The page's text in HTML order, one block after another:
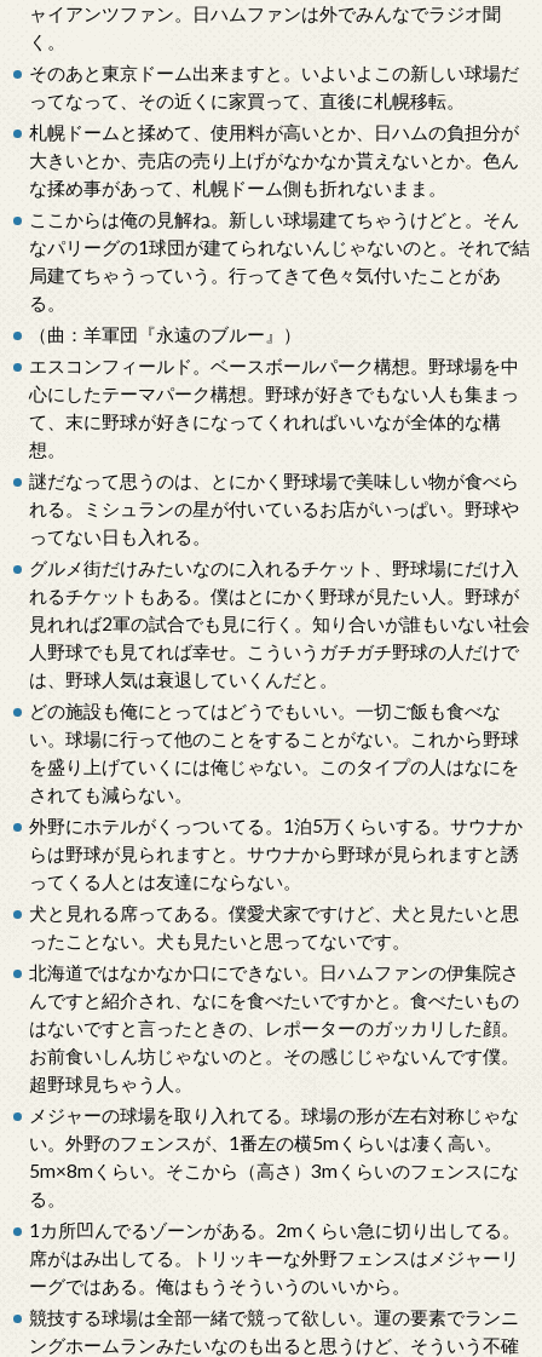
ャイアンツファン。日ハムファンは外でみんなでラジオ聞
く。
そのあと東京ドーム出来ますと。いよいよこの新しい球場だ
ってなって、その近くに家買って、直後に札幌移転。
札幌ドームと揉めて、使用料が高いとか、日ハムの負担分が
大きいとか、売店の売り上げがなかなか貰えないとか。色ん
な揉め事があって、札幌ドーム側も折れないまま。
ここからは俺の見解ね。新しい球場建てちゃうけどと。そん
なパリーグの1球団が建てられないんじゃないのと。それで結
局建てちゃうっていう。行ってきて色々気付いたことがあ
る。
（曲：羊軍団『永遠のブルー』）
エスコンフィールド。ベースボールパーク構想。野球場を中
心にしたテーマパーク構想。野球が好きでもない人も集まっ
て、末に野球が好きになってくれればいいなが全体的な構
想。
謎だなって思うのは、とにかく野球場で美味しい物が食べら
れる。ミシュランの星が付いているお店がいっぱい。野球や
ってない日も入れる。
グルメ街だけみたいなのに入れるチケット、野球場にだけ入
れるチケットもある。僕はとにかく野球が見たい人。野球が
見れれば2軍の試合でも見に行く。知り合いが誰もいない社会
人野球でも見てれば幸せ。こういうガチガチ野球の人だけで
は、野球人気は衰退していくんだと。
どの施設も俺にとってはどうでもいい。一切ご飯も食べな
い。球場に行って他のことをすることがない。これから野球
を盛り上げていくには俺じゃない。このタイプの人はなにを
されても減らない。
外野にホテルがくっついてる。1泊5万くらいする。サウナか
らは野球が見られますと。サウナから野球が見られますと誘
ってくる人とは友達にならない。
犬と見れる席ってある。僕愛犬家ですけど、犬と見たいと思
ったことない。犬も見たいと思ってないです。
北海道ではなかなか口にできない。日ハムファンの伊集院さ
んですと紹介され、なにを食べたいですかと。食べたいもの
はないですと言ったときの、レポーターのガッカリした顔。
お前食いしん坊じゃないのと。その感じじゃないんです僕。
超野球見ちゃう人。
メジャーの球場を取り入れてる。球場の形が左右対称じゃな
い。外野のフェンスが、1番左の横5mくらいは凄く高い。
5m×8mくらい。そこから（高さ）3mくらいのフェンスにな
る。
1カ所凹んでるゾーンがある。2mくらい急に切り出してる。
席がはみ出してる。トリッキーな外野フェンスはメジャーリ
ーグではある。俺はもうそういうのいいから。
競技する球場は全部一緒で競って欲しい。運の要素でランニ
ングホームランみたいなのも出ると思うけど、そういう不確